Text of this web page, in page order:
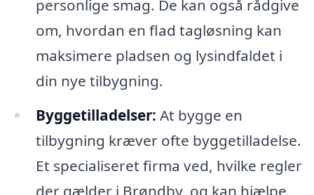
personlige smag. De kan også rådgive
om, hvordan en flad tagløsning kan
maksimere pladsen og lysindfaldet i
din nye tilbygning.
Byggetilladelser: At bygge en
tilbygning kræver ofte byggetilladelse.
Et specialiseret firma ved, hvilke regler